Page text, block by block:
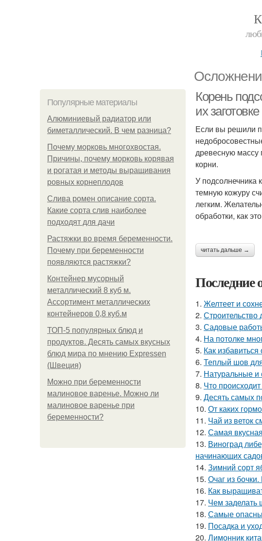
Популярные материалы
Алюминиевый радиатор или
биметаллический. В чем разница?
Почему морковь многохвостая.
Причины, почему морковь корявая
и рогатая и методы выращивания
ровных корнеплодов
Слива ромен описание сорта.
Какие сорта слив наиболее
подходят для дачи
Растяжки во время беременности.
Почему при беременности
появляются растяжки?
Контейнер мусорный
металлический 8 куб м.
Ассортимент металлических
контейнеров 0,8 куб.м
ТОП-5 популярных блюд и
продуктов. Десять самых вкусных
блюд мира по мнению Expressen
(Швеция)
Можно при беременности
малиновое варенье. Можно ли
малиновое варенье при
беременности?
Корень
их заготовке
Если вы решили
древесную массу
корни.
У подсолнечника
темную кожуру
легким.
обработки, как
читать дальше →
Последние
1. Желтеет и
2.
3. Садовые
4. На потолке
5. Как
6. Теплый шов
7. Натуральные и
8. Что
9. Десять самых
10. От каких
11. Чай из веток
12. Самая
13. Виноград
начинающих
14. Зимний сорт
15. Очаг из
16. Как
17. Чем заделать
18. Самые
19. Посадка и
20. Лимонник